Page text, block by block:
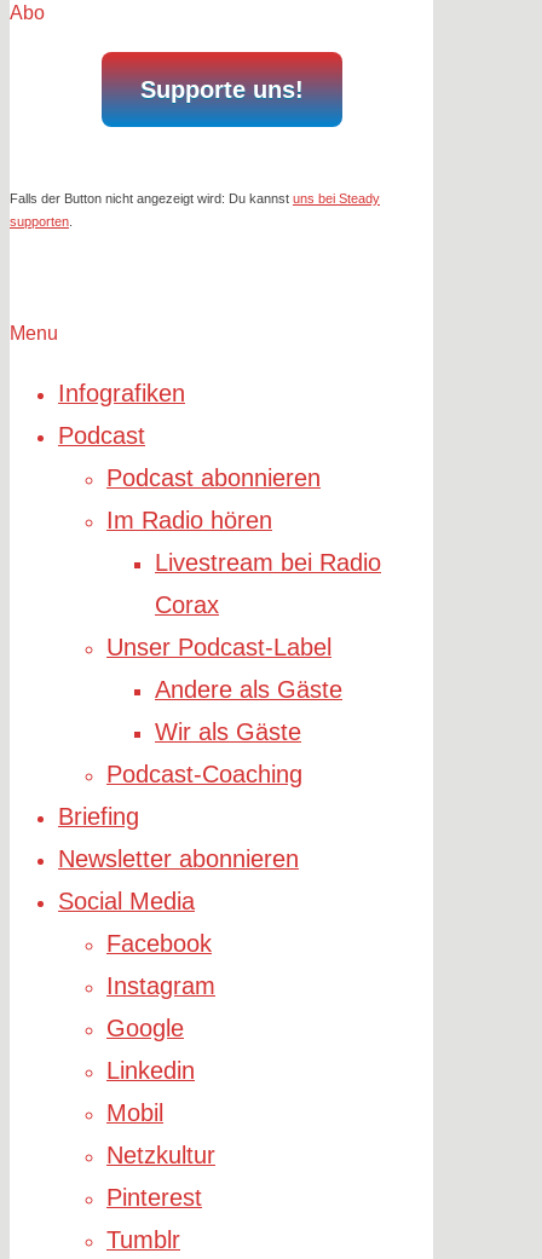
Abo
Supporte uns!
Falls der Button nicht angezeigt wird: Du kannst uns bei Steady
supporten
Menu
Infografiken
Podcast
Podcast abonnieren
Im Radio hören
Livestream bei Radio
Corax
Unser Podcast-Label
Andere als Gäste
Wir als Gäste
Podcast-Coaching
Briefing
Newsletter abonnieren
Social Media
Facebook
Instagram
Google
Linkedin
Mobil
Netzkultur
Pinterest
Tumblr